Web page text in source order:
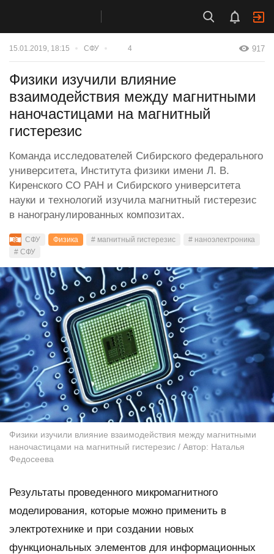
15.01.2019, 18:15 СФУ 4 917
Физики изучили влияние
взаимодействия между магнитными
наночастицами на магнитный
гистерезис
Команда исследователей Сибирского федерального
университета, Института физики имени Л. В.
Киренского СО РАН и Сибирского университета
науки и технологий изучила магнитный гистерезис
в наногранулированных композитах.
СФУ Физика # магнитный гистерезис
# наноэлектроника
# СФУ
Физики изучили влияние взаимодействия между магнитными
наночастицами на магнитный гистерезис / Автор: Наталья
Федосеева
Результаты проведенного микромагнитного
моделирования, которые можно применить в
электротехнике и при создании новых
функциональных элементов для информационных